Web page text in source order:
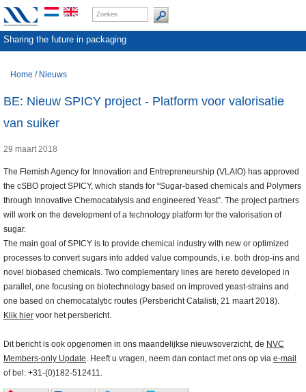
Sharing the future in packaging
Home / Nieuws
BE: Nieuw SPICY project - Platform voor valorisatie
van suiker
29 maart 2018
The Flemish Agency for Innovation and Entrepreneurship (VLAIO) has approved
the cSBO project SPICY, which stands for “Sugar-based chemicals and Polymers
through Innovative Chemocatalysis and engineered Yeast”. The project partners
will work on the development of a technology platform for the valorisation of
sugar.
The main goal of SPICY is to provide chemical industry with new or optimized
processes to convert sugars into added value compounds, i.e. both drop-ins and
novel biobased chemicals. Two complementary lines are hereto developed in
parallel, one focusing on biotechnology based on improved yeast-strains and
one based on chemocatalytic routes (Persbericht Catalisti, 21 maart 2018).
Klik hier voor het persbericht.
Dit bericht is ook opgenomen in ons maandelijkse nieuwsoverzicht, de NVC
Members-only Update. Heeft u vragen, neem dan contact met ons op via e-mail
of bel: +31-(0)182-512411.